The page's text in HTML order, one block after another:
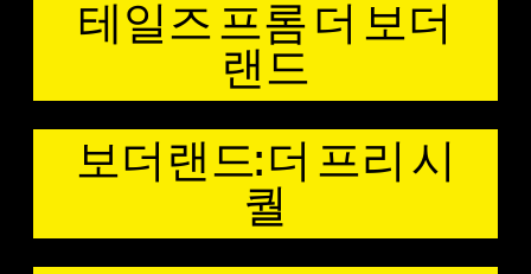
테일즈 프롬 더 보더
랜드
보더랜드: 더 프리 시
퀄